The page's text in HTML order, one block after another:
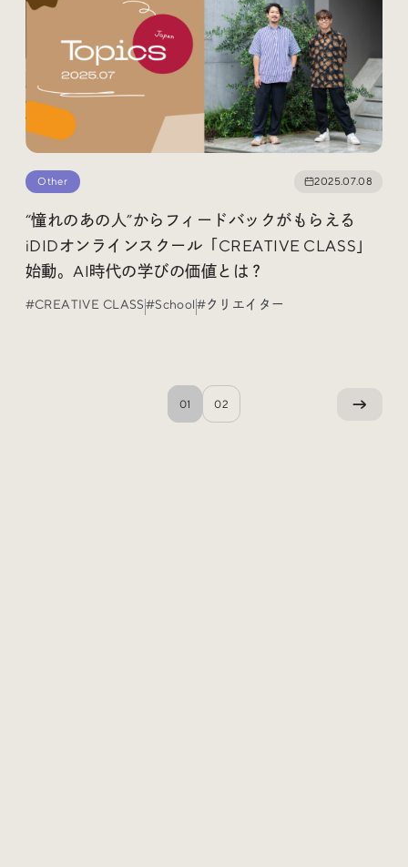
Other 2025.07.08
“憧れのあの人”からフィードバックがもらえる
iDIDオンラインスクール「CREATIVE CLASS」
始動。AI時代の学びの価値とは？
#CREATIVE CLASS#School#クリエイター
01 02